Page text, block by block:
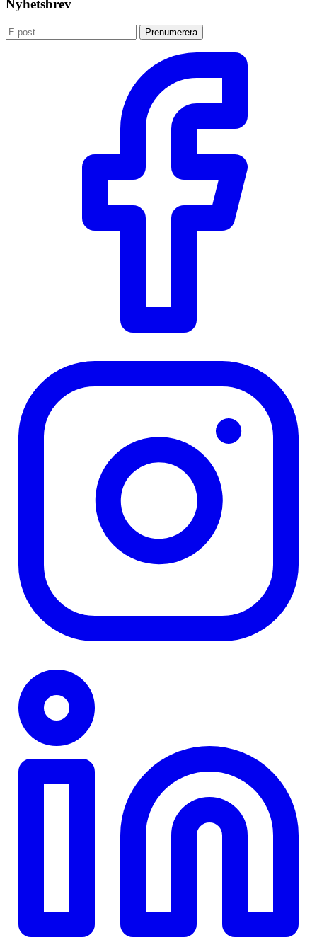
Nyhetsbrev
Prenumerera